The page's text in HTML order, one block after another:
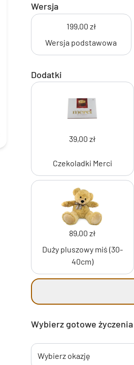
Wersja
199,00 zł
Wersja podstawowa
Dodatki
39,00 zł
Czekoladki Merci
89,00 zł
Duży pluszowy miś (30-
40cm)
Wybierz gotowe
Wybierz okazję